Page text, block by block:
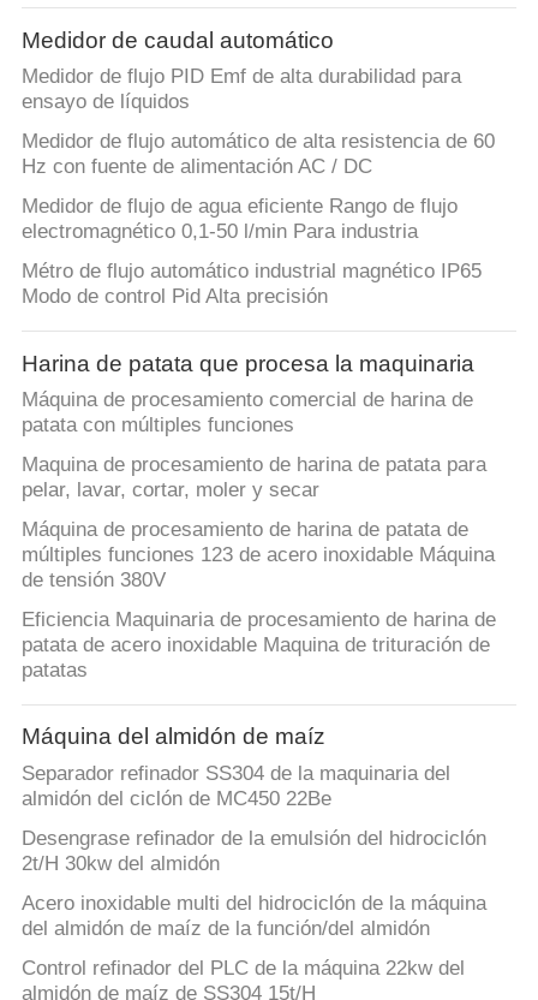
Medidor de caudal automático
Medidor de flujo PID Emf de alta durabilidad para
ensayo de líquidos
Medidor de flujo automático de alta resistencia de 60
Hz con fuente de alimentación AC / DC
Medidor de flujo de agua eficiente Rango de flujo
electromagnético 0,1-50 l/min Para industria
Métro de flujo automático industrial magnético IP65
Modo de control Pid Alta precisión
Harina de patata que procesa la maquinaria
Máquina de procesamiento comercial de harina de
patata con múltiples funciones
Maquina de procesamiento de harina de patata para
pelar, lavar, cortar, moler y secar
Máquina de procesamiento de harina de patata de
múltiples funciones 123 de acero inoxidable Máquina
de tensión 380V
Eficiencia Maquinaria de procesamiento de harina de
patata de acero inoxidable Maquina de trituración de
patatas
Máquina del almidón de maíz
Separador refinador SS304 de la maquinaria del
almidón del ciclón de MC450 22Be
Desengrase refinador de la emulsión del hidrociclón
2t/H 30kw del almidón
Acero inoxidable multi del hidrociclón de la máquina
del almidón de maíz de la función/del almidón
Control refinador del PLC de la máquina 22kw del
almidón de maíz de SS304 15t/H